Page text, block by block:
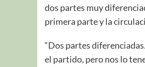
dos partes muy
primera parte y la
“Dos partes
el partido, pero nos lo